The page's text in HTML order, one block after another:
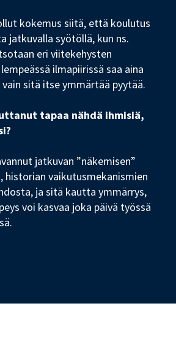
kokemus siitä, että koulutus
jatkuvalla syötöllä, kun ns.
eri viitekehysten
ilmapiirissä saa aina
vain sitä itse ymmärtää pyytää.
tapaa nähdä ihmisiä,
jatkuvan ”näkemisen”
historian vaikutusmekanismien
ja sitä kautta ymmärrys,
voi kasvaa joka päivä työssä